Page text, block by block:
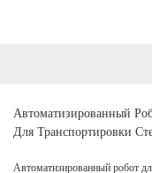
Автоматизированный
Для Транспортировки
Автоматизированный робот